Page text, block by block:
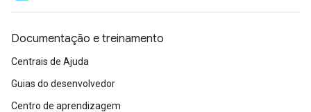
Documentação e treinamento
Centrais de Ajuda
Guias do desenvolvedor
Centro de aprendizagem